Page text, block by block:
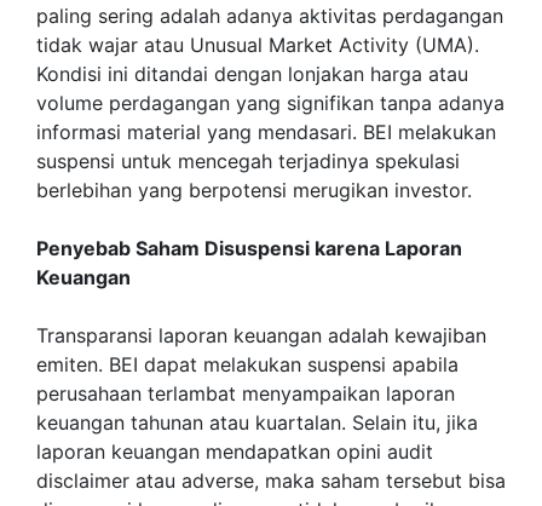
paling sering adalah adanya aktivitas perdagangan
tidak wajar atau Unusual Market Activity (UMA).
Kondisi ini ditandai dengan lonjakan harga atau
volume perdagangan yang signifikan tanpa adanya
informasi material yang mendasari. BEI melakukan
suspensi untuk mencegah terjadinya spekulasi
berlebihan yang berpotensi merugikan investor.
Penyebab Saham Disuspensi karena Laporan
Keuangan
Transparansi laporan keuangan adalah kewajiban
emiten. BEI dapat melakukan suspensi apabila
perusahaan terlambat menyampaikan laporan
keuangan tahunan atau kuartalan. Selain itu, jika
laporan keuangan mendapatkan opini audit
disclaimer atau adverse, maka saham tersebut bisa